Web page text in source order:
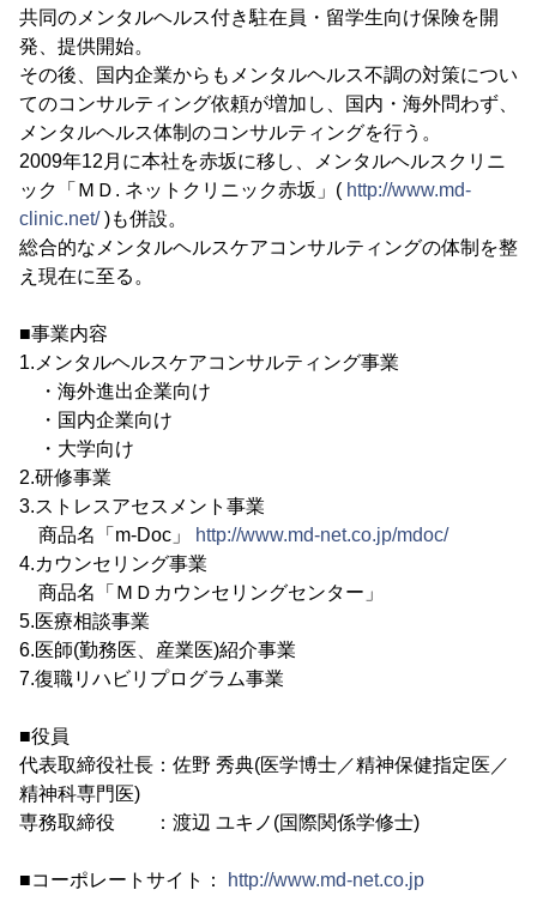
共同のメンタルヘルス付き駐在員・留学生向け保険を開
発、提供開始。
その後、国内企業からもメンタルヘルス不調の対策につい
てのコンサルティング依頼が増加し、国内・海外問わず、
メンタルヘルス体制のコンサルティングを行う。
2009年12月に本社を赤坂に移し、メンタルヘルスクリニ
ック「ＭＤ. ネットクリニック赤坂」( http://www.md-
clinic.net/)も併設。
総合的なメンタルヘルスケアコンサルティングの体制を整
え現在に至る。
■事業内容
1.メンタルヘルスケアコンサルティング事業
・海外進出企業向け
・国内企業向け
・大学向け
2.研修事業
3.ストレスアセスメント事業
商品名「m-Doc」
http://www.md-net.co.jp/mdoc/
4.カウンセリング事業
商品名「ＭＤカウンセリングセンター」
5.医療相談事業
6.医師(勤務医、産業医)紹介事業
7.復職リハビリプログラム事業
■役員
代表取締役社長：佐野 秀典(医学博士／精神保健指定医／
精神科専門医)
専務取締役 ：渡辺 ユキノ(国際関係学修士)
■コーポレートサイト： http://www.md-net.co.jp